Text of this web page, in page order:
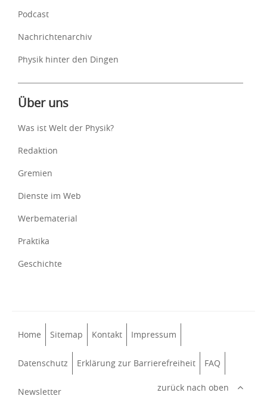
Podcast
Nachrichtenarchiv
Physik hinter den Dingen
Über uns
Was ist Welt der Physik?
Redaktion
Gremien
Dienste im Web
Werbematerial
Praktika
Geschichte
Home Sitemap Kontakt Impressum
Datenschutz Erklärung zur Barrierefreiheit FAQ
Newsletter zurück nach oben